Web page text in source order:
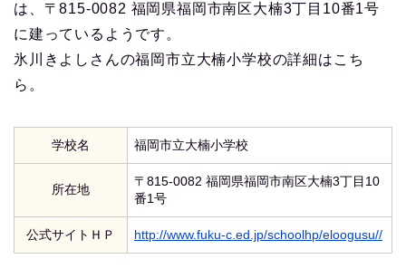
は、〒815-0082 福岡県福岡市南区大楠3丁目10番1号
に建っているようです。
氷川きよしさんの福岡市立大楠小学校の詳細はこち
ら。
学校名 福岡市立大楠小学校
所在地
〒815-0082 福岡県福岡市南区大楠3丁目10
番1号
公式サイトＨＰ http://www.fuku-c.ed.jp/schoolhp/eloogusu//